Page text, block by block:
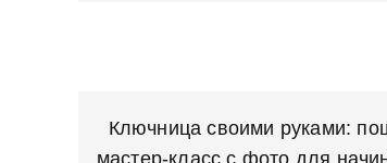
Ключница своими руками:
мастер-класс с фото для